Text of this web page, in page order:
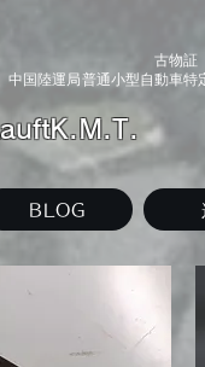
古物
中国陸運局普通小型自動車
BLOG